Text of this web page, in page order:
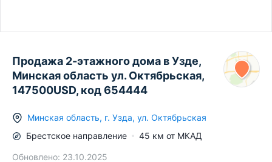
Продажа 2-этажного дома в Узде,
Минская область ул. Октябрьская,
147500USD, код 654444
Минская область, г. Узда, ул. Октябрьская
Брестское направление 45 км от МКАД
Обновлено: 23.10.2025